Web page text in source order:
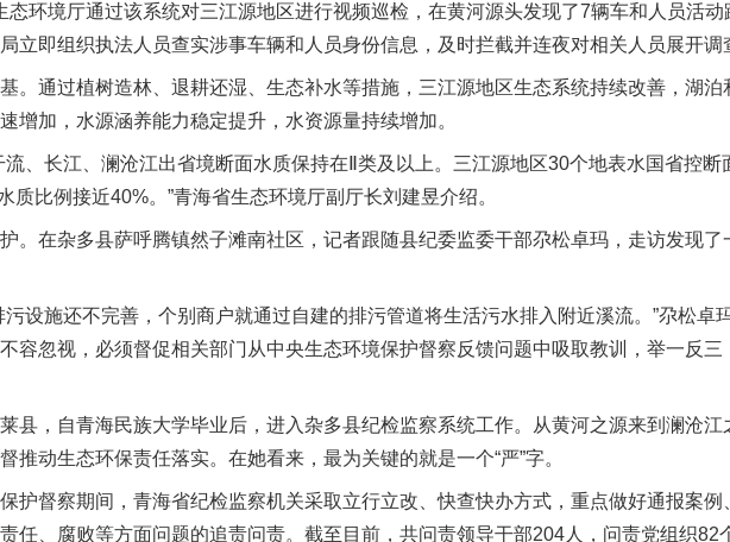
境厅通过该系统对三江源地区进行视频巡检，在黄河源头发现了7辆车和人员活动
立即组织执法人员查实涉事车辆和人员身份信息，及时拦截并连夜对相关人员展开调
通过植树造林、退耕还湿、生态补水等措施，三江源地区生态系统持续改善，湖泊
增加，水源涵养能力稳定提升，水资源量持续增加。
长江、澜沧江出省境断面水质保持在Ⅱ类及以上。三江源地区30个地表水国省控断
质比例接近40%。”青海省生态环境厅副厅长刘建昱介绍。
在杂多县萨呼腾镇然子滩南社区，记者跟随县纪委监委干部尕松卓玛，走访发现了
施还不完善，个别商户就通过自建的排污管道将生活污水排入附近溪流。”尕松卓
容忽视，必须督促相关部门从中央生态环境保护督察反馈问题中吸取教训，举一反三
，自青海民族大学毕业后，进入杂多县纪检监察系统工作。从黄河之源来到澜沧江
推动生态环保责任落实。在她看来，最为关键的就是一个“严”字。
督察期间，青海省纪检监察机关采取立行立改、快查快办方式，重点做好通报案例
任、腐败等方面问题的追责问责。截至目前，共问责领导干部204人，问责党组织82